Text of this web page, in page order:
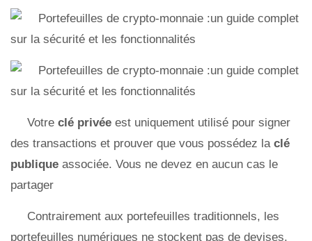
Votre clé privée est uniquement utilisé pour signer
des transactions et prouver que vous possédez la clé
publique associée. Vous ne devez en aucun cas le
partager
Contrairement aux portefeuilles traditionnels, les
portefeuilles numériques ne stockent pas de devises.